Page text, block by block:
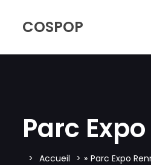
COSPOP
Parc
Accueil » Parc Expo